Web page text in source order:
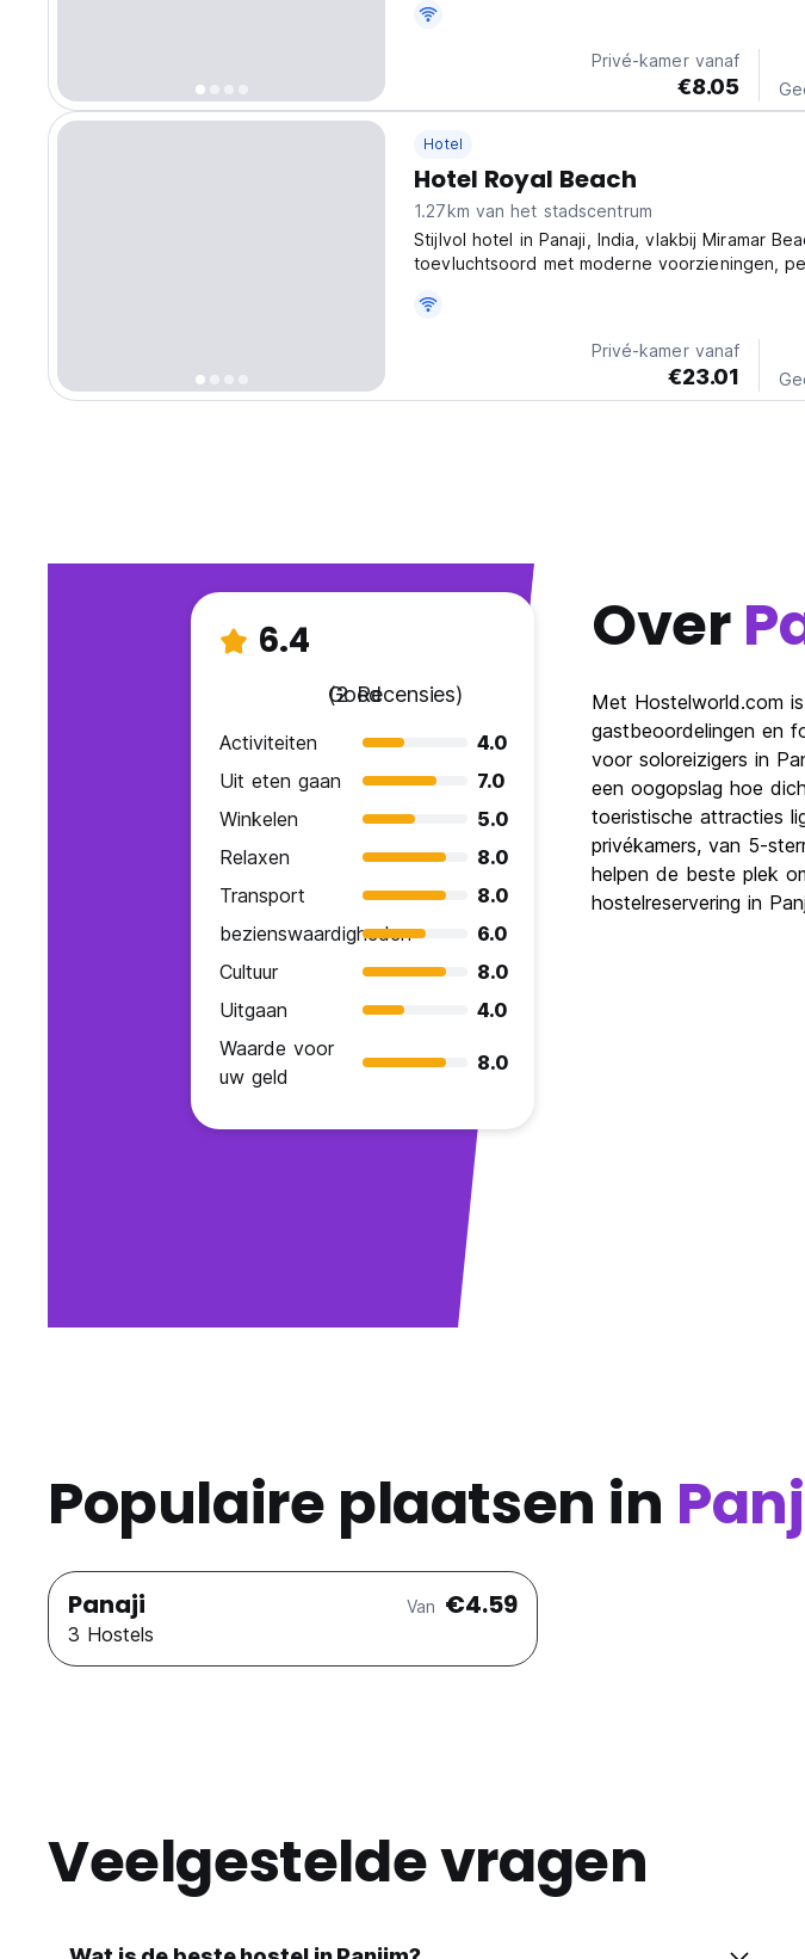
Privé-kamer vanaf
€8.05
Hotel
Hotel Royal Beach
1.27km van het stadscentrum
Stijlvol hotel in Panaji, India, vlakbij Miramar
toevluchtsoord met moderne voorzieningen,
original language)
Privé-kamer vanaf
€23.01
6.4
Goed
(2 Recensies)
Activiteiten
4.0
Uit eten gaan
7.0
Winkelen
5.0
Relaxen
8.0
Transport
8.0
bezienswaardigheden
6.0
Cultuur
8.0
Uitgaan
4.0
Waarde voor
uw geld
8.0
Over
Met Hostelworld.com
gastbeoordelingen en
voor soloreizigers in
een oogopslag hoe
toeristische attracties
privékamers, van 5-
helpen de beste plek
hostelreservering in
Populaire plaatsen in
Panaji Van €4.59
3 Hostels
Veelgestelde vragen